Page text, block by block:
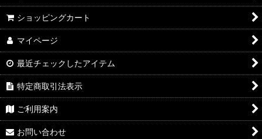
ショッピングカート
マイページ
最近チェックしたアイテム
特定商取引法表示
ご利用案内
お問い合わせ